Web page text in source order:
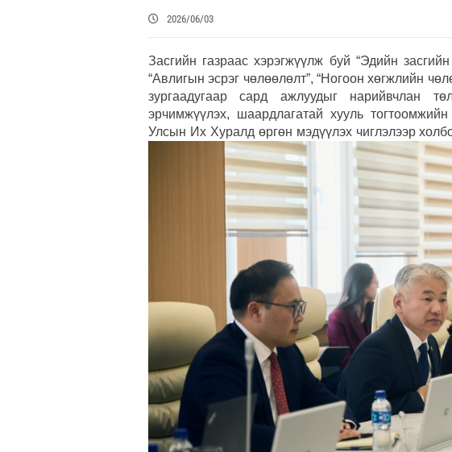
2026/06/03
Засгийн газраас хэрэгжүүлж буй “Эдийн
“Авлигын эсрэг чөлөөлөлт”, “Ногоон хөгжлийн
зургаадугаар сард ажлуудыг нарийвчлан
эрчимжүүлэх, шаардлагатай хууль
Улсын Их Хуралд өргөн мэдүүлэх чиглэлээр